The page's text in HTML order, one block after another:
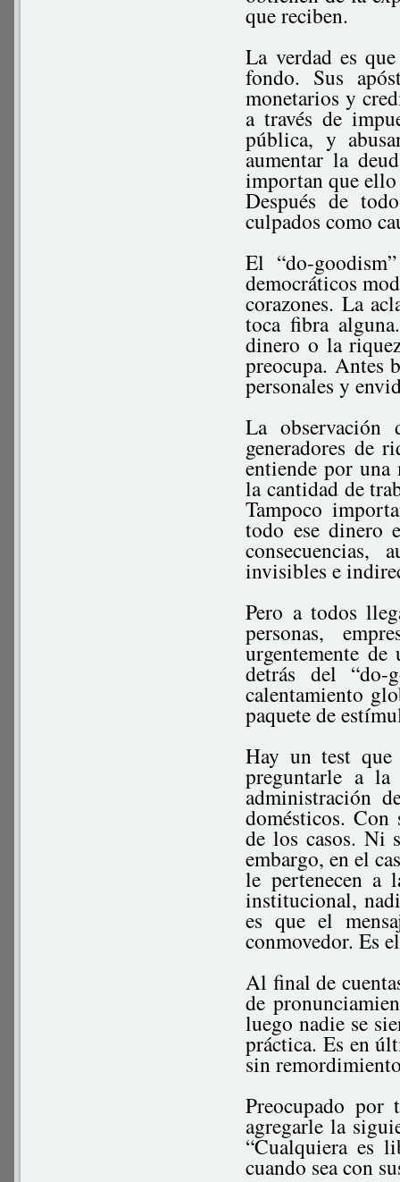
que reciben.
La verdad es
fondo. Sus
monetarios y
a través de
pública, y
aumentar la
importan que ello
Después de
culpados como
El “do-
democráticos
corazones. La
toca fibra
dinero o la
preocupa. Antes
personales y
La
generadores de
entiende por una
la cantidad de
Tampoco
todo ese dinero
invisibles e
Pero a todos
personas,
urgentemente
detrás del
calentamiento
paquete de
Hay un test que
preguntarle a
administración
domésticos. Con
de los casos. Ni
embargo, en el
le pertenecen a
institucional,
es que el
conmovedor. Es
Al final de
de
luego nadie se
práctica. Es en
sin
Preocupado
agregarle la
“Cualquiera es
cuando sea con